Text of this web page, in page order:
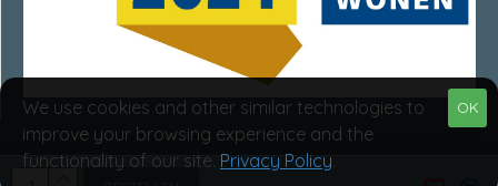
Van Rumpt Specialisten © 2025
OK
We use cookies and other similar technologies to
improve your browsing experience and the
functionality of our site. Privacy Policy.